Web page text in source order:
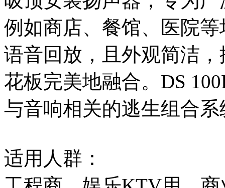
例如商店、餐馆、医院
语音回放，且外观简洁
花板完美地融合。DS
与音响相关的逃生组合
适用人群：